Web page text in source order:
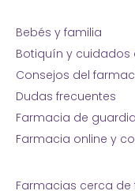
Bebés y familia
Botiquín y cuidados
Consejos del
Dudas frecuentes
Farmacia de
Farmacia online y
Farmacias cerca de